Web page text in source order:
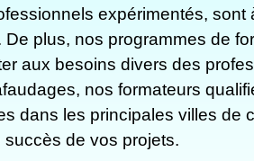
expérimentés, sont
plus, nos programmes de
aux besoins divers des
nos formateurs
dans les principales villes de
de vos projets.